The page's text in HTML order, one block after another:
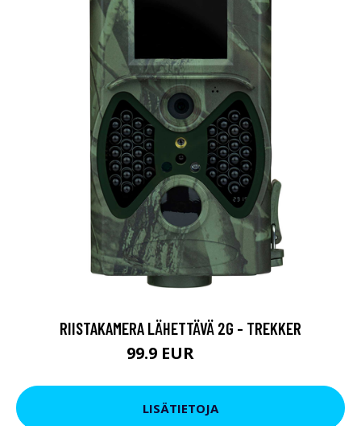
RIISTAKAMERA LÄHETTÄVÄ 2G - TREKKER
99.9 EUR
LISÄTIETOJA